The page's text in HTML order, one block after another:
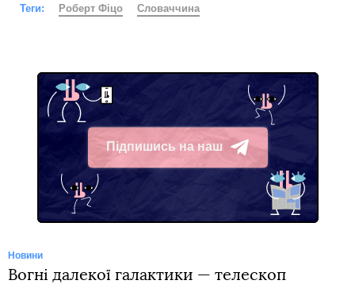
Теги: Роберт Фіцо Словаччина
Підпишись на наш
Telegram
Новини
Вогні далекої галактики — телескоп